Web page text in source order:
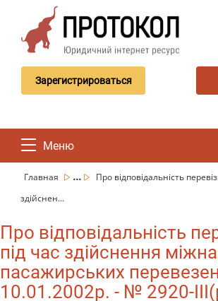
Зарегистрироваться
Меню
Главная ...
Про відповідальність
здійснен...
Про відповідальність
під час здійснення
пасажирських
10.01.2002р. - № 2920-